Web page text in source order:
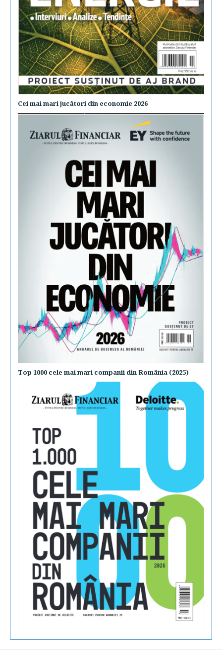
Cei mai mari jucători din economie 2026
Top 1000 cele mai mari companii din România (2025)